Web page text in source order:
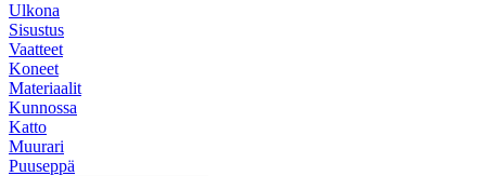
Ulkona
Sisustus
Vaatteet
Koneet
Materiaalit
Kunnossa
Katto
Muurari
Puuseppä